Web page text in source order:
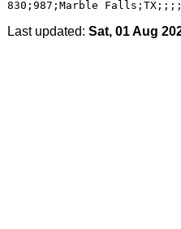
Last updated: Sat, 01 Aug